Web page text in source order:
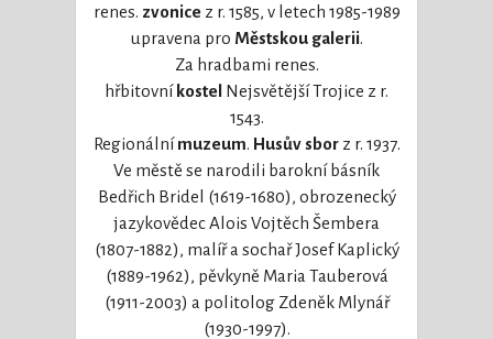
renes. zvonice z r. 1585, v letech 1985-1989
upravena pro Městskou galerii.
Za hradbami renes.
hřbitovníkostel Nejsvětější Trojice z r.
1543.
Regionálnímuzeum. Husův sborz r. 1937.
Ve městě se narodili barokní básník
Bedřich Bridel (1619-1680), obrozenecký
jazykovědec Alois Vojtěch Šembera
(1807-1882), malíř a sochař Josef Kaplický
(1889-1962), pěvkyně Maria Tauberová
(1911-2003) a politolog Zdeněk Mlynář
(1930-1997).